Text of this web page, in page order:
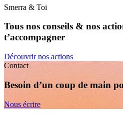
Smerra & Toi
Tous nos conseils & nos
t’accompagner
Découvrir nos actions
Contact
Besoin d’un coup de main
Nous écrire